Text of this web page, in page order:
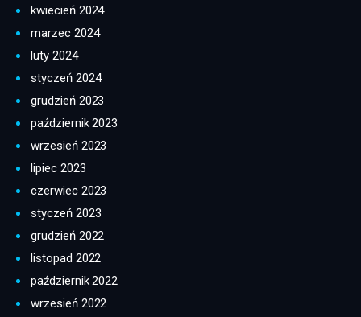
kwiecień 2024
marzec 2024
luty 2024
styczeń 2024
grudzień 2023
październik 2023
wrzesień 2023
lipiec 2023
czerwiec 2023
styczeń 2023
grudzień 2022
listopad 2022
październik 2022
wrzesień 2022